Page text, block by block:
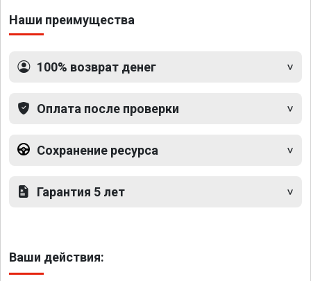
Наши преимущества
100% возврат денег
Оплата после проверки
Сохранение ресурса
Гарантия 5 лет
Ваши действия: